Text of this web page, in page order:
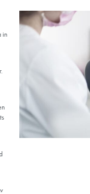
Hur
av
över hur
Inledande
tandläkare börjar med
just ditt fall. De
Tandpreparering:
genom att ta bort de